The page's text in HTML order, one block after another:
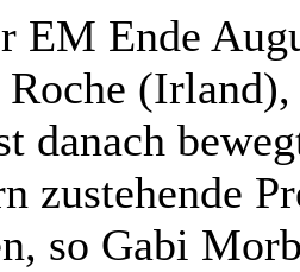
EM Ende
Roche
danach
zustehende
so Gabi